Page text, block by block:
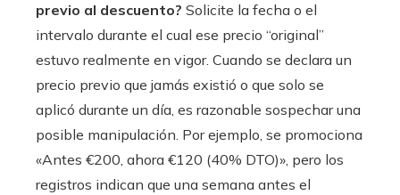
previo al descuento? Solicite la fecha o el
intervalo durante el cual ese precio “original”
estuvo realmente en vigor. Cuando se declara un
precio previo que jamás existió o que solo se
aplicó durante un día, es razonable sospechar una
posible manipulación. Por ejemplo, se promociona
«Antes €200, ahora €120 (40% DTO)», pero los
registros indican que una semana antes el